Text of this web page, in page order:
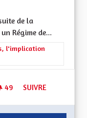
de la
Régime de...
Les solidarités, les soins
l'implication
49 49 ABONNÉS
SUIVRE